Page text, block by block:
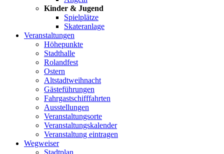
Kinder & Jugend
Spielplätze
Skateranlage
Veranstaltungen
Höhepunkte
Stadthalle
Rolandfest
Ostern
Altstadtweihnacht
Gästeführungen
Fahrgastschifffahrten
Ausstellungen
Veranstaltungsorte
Veranstaltungskalender
Veranstaltung eintragen
Wegweiser
Stadtplan